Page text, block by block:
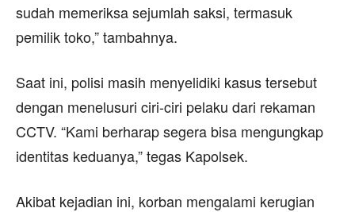
sudah memeriksa sejumlah saksi, termasuk
pemilik toko,” tambahnya.
Saat ini, polisi masih menyelidiki kasus tersebut
dengan menelusuri ciri-ciri pelaku dari rekaman
CCTV. “Kami berharap segera bisa mengungkap
identitas keduanya,” tegas Kapolsek.
Akibat kejadian ini, korban mengalami kerugian